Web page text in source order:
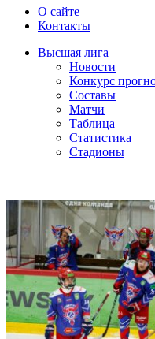
О сайте
Контакты
Высшая лига
Новости
Конкурс
Составы
Матчи
Таблица
Статистика
Стадионы